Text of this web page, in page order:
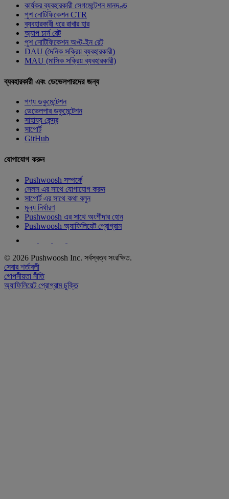
কার্যকর ব্যবহারকারী সেগমেন্টেশন মানদণ্ড
পুশ নোটিফিকেশন CTR
ব্যবহারকারী ধরে রাখার হার
অ্যাপ চার্ন রেট
পুশ নোটিফিকেশন অপ্ট-ইন রেট
DAU (দৈনিক সক্রিয় ব্যবহারকারী)
MAU (মাসিক সক্রিয় ব্যবহারকারী)
ব্যবহারকারী এবং ডেভেলপারদের জন্য
পণ্য ডকুমেন্টেশন
ডেভেলপার ডকুমেন্টেশন
সাহায্য কেন্দ্র
সাপোর্ট
GitHub
যোগাযোগ করুন
Pushwoosh সম্পর্কে
সেলস এর সাথে যোগাযোগ করুন
সাপোর্ট এর সাথে কথা বলুন
মূল্য নির্ধারণ
Pushwoosh এর সাথে অংশীদার হোন
Pushwoosh অ্যাফিলিয়েট প্রোগ্রাম
© 2026 Pushwoosh Inc. সর্বস্বত্ব সংরক্ষিত.
সেবার শর্তাবলী
গোপনীয়তা নীতি
অ্যাফিলিয়েট প্রোগ্রাম চুক্তি